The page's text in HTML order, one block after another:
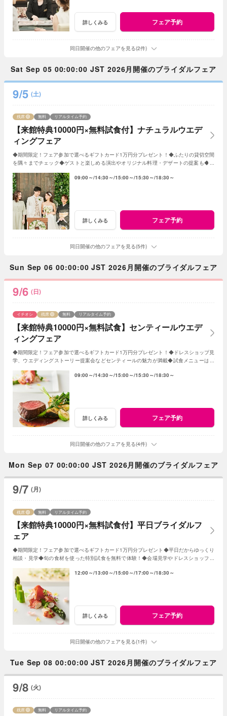
詳しくみる フェア予約
同日開催の他のフェアを見る(2件)
Sat Sep 05 00:00:00 JST 2026月開催のブライダルフェア
9/5 (土)
【来館特典10000円×無料試食付】ナチュラルウエデ
ィングフェア
残席 無料 リアルタイム予約
◆期間限定！フェア参加で選べるギフトカード1万円分プレゼント！◆ふたりの貸切空間
を隅々までチェック◆ゲストと楽しめる演出やオリジナル料理・デザートの提案も◆セ
09:00～ 14:30～ 15:00～ 15:30～ 18:30～
詳しくみる フェア予約
同日開催の他のフェアを見る(5件)
Sun Sep 06 00:00:00 JST 2026月開催のブライダルフェア
9/6 (日)
【来館特典10000円×無料試食】センティールウエデ
ィングフェア
イチオシ 残席 無料 リアルタイム予約
◆期間限定！フェア参加で選べるギフトカード1万円分プレゼント！◆ドレスショップ見
学、ウエディングストーリー提案会などセンティールの魅力が満載◆試食メニューはデ
09:00～ 14:30～ 15:00～ 15:30～ 18:30～
詳しくみる フェア予約
同日開催の他のフェアを見る(4件)
Mon Sep 07 00:00:00 JST 2026月開催のブライダルフェア
9/7 (月)
【来館特典10000円×無料試食付】平日ブライダルフ
ェア
残席 無料 リアルタイム予約
◆期間限定！フェア参加で選べるギフトカード1万円分プレゼント◆平日だからゆっくり
相談・見学◆旬の食材を使った特別試食を無料で体験！◆会場見学やドレスショップ見
12:00～ 13:00～ 15:00～ 17:00～ 18:30～
詳しくみる フェア予約
同日開催の他のフェアを見る(1件)
Tue Sep 08 00:00:00 JST 2026月開催のブライダルフェア
9/8 (火)
残席 無料 リアルタイム予約